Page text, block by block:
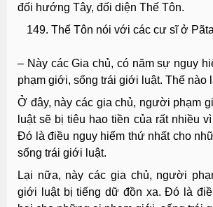
đối hướng Tây, đối diện Thế Tôn.
Thế Tôn nói với các cư sĩ ở
– Này các Gia chủ, có năm sự nguy
phạm giới, sống trái giới luật. Thế nào
Ở đây, này các gia chủ, người phạm
luật sẽ bị tiêu hao tiền của rất nhiều
Ðó là điều nguy hiểm thứ nhất cho
sống trái giới luật.
Lại nữa, này các gia chủ, người
giới luật bị tiếng dữ đồn xa. Ðó là